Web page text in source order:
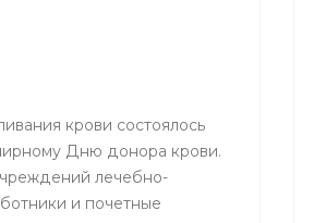
крови состоялось
Дню донора крови.
лечебно-
и почетные